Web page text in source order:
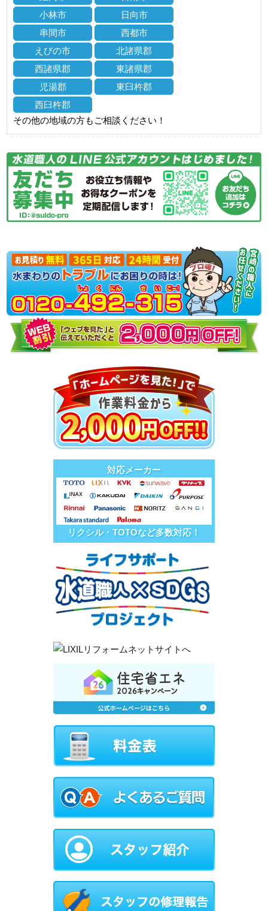
小林市
日向市
串間市
西都市
えびの市
北諸県郡
西諸県郡
東諸県郡
児湯郡
東臼杵郡
西臼杵郡
その他の地域の方もご相談ください！
対応メーカー
リクシル・TOTOなど多数対応！